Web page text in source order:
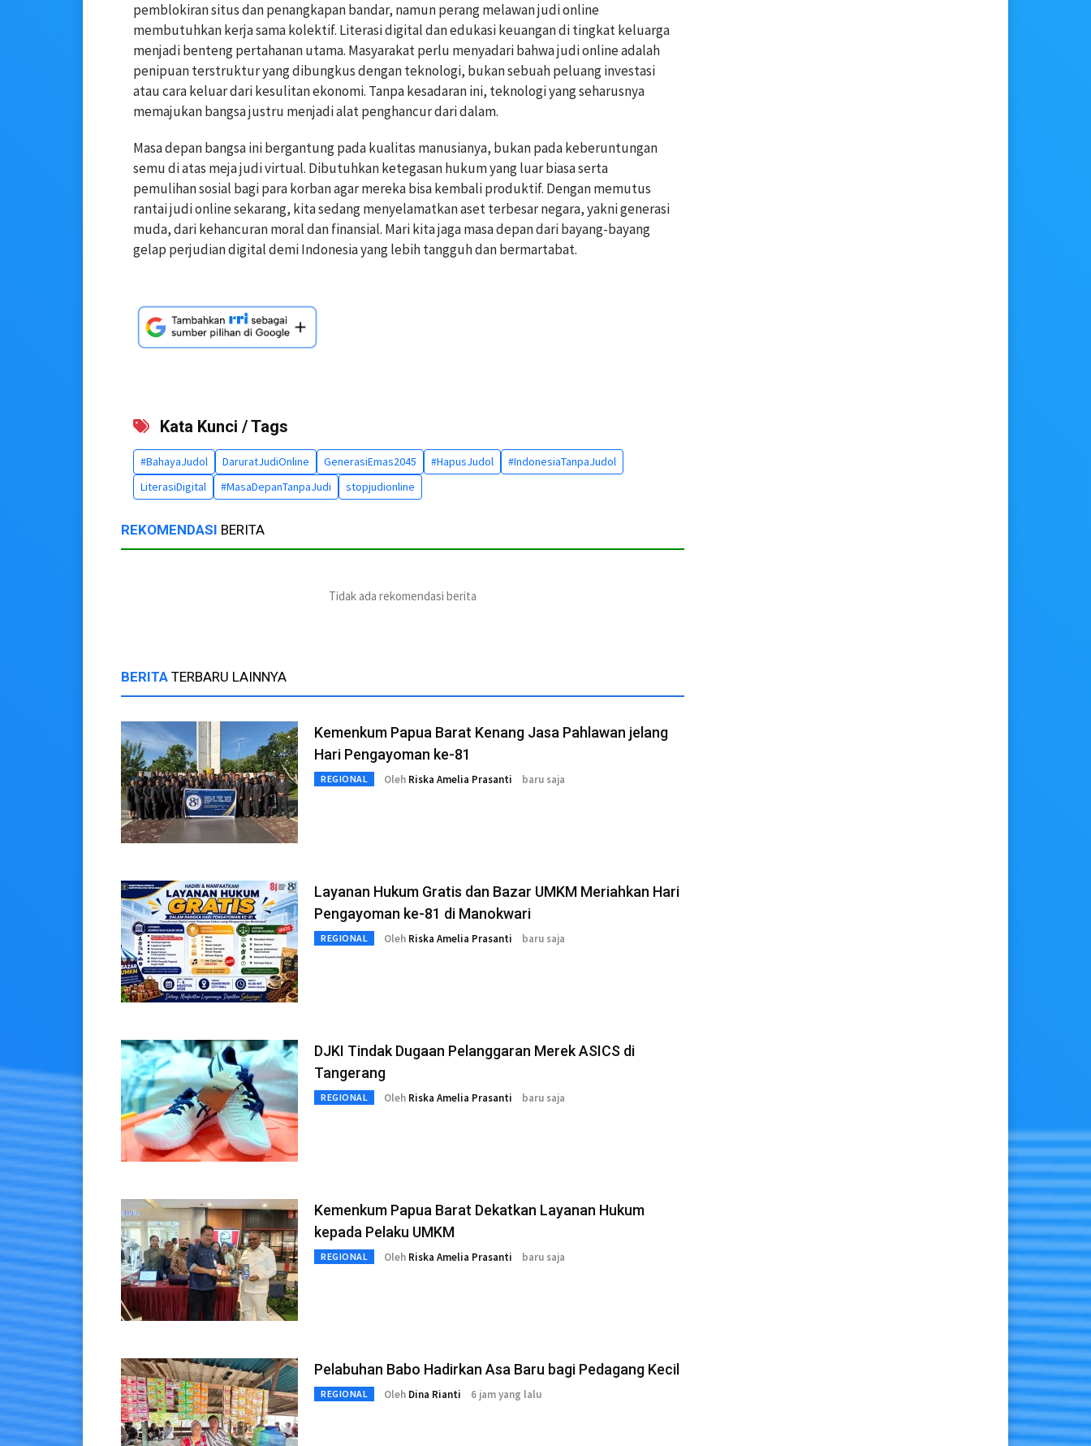
pemblokiran situs dan penangkapan bandar, namun perang melawan judi online
membutuhkan kerja sama kolektif. Literasi digital dan edukasi keuangan di tingkat keluarga
menjadi benteng pertahanan utama. Masyarakat perlu menyadari bahwa judi online adalah
penipuan terstruktur yang dibungkus dengan teknologi, bukan sebuah peluang investasi
atau cara keluar dari kesulitan ekonomi. Tanpa kesadaran ini, teknologi yang seharusnya
memajukan bangsa justru menjadi alat penghancur dari dalam.
Masa depan bangsa ini bergantung pada kualitas manusianya, bukan pada keberuntungan
semu di atas meja judi virtual. Dibutuhkan ketegasan hukum yang luar biasa serta
pemulihan sosial bagi para korban agar mereka bisa kembali produktif. Dengan memutus
rantai judi online sekarang, kita sedang menyelamatkan aset terbesar negara, yakni generasi
muda, dari kehancuran moral dan finansial. Mari kita jaga masa depan dari bayang-bayang
gelap perjudian digital demi Indonesia yang lebih tangguh dan bermartabat.
Kata Kunci / Tags
#BahayaJudol DaruratJudiOnline GenerasiEmas2045 #HapusJudol
#IndonesiaTanpaJudol
LiterasiDigital
#MasaDepanTanpaJudi stopjudionline
REKOMENDASI BERITA
Tidak ada rekomendasi berita
BERITA TERBARU LAINNYA
Kemenkum Papua Barat Kenang Jasa Pahlawan jelang
Hari Pengayoman ke-81
REGIONAL Oleh Riska Amelia Prasanti baru saja
Layanan Hukum Gratis dan Bazar UMKM Meriahkan Hari
Pengayoman ke-81 di Manokwari
REGIONAL Oleh Riska Amelia Prasanti baru saja
DJKI Tindak Dugaan Pelanggaran Merek ASICS di
Tangerang
REGIONAL Oleh Riska Amelia Prasanti baru saja
Kemenkum Papua Barat Dekatkan Layanan Hukum
kepada Pelaku UMKM
REGIONAL Oleh Riska Amelia Prasanti baru saja
Pelabuhan Babo Hadirkan Asa Baru bagi Pedagang Kecil
REGIONAL Oleh Dina Rianti 6 jam yang lalu